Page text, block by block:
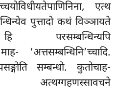
एत्थ
पुत्तादो कथं विञ्ञायते
परसम्बन्धिन्यपि
‘अत्तसम्बन्धिनि’च्चादि.
सम्बन्धो. कुतोचाह-
अत्थग्गहणस्सावचने